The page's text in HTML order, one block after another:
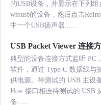
的USB设备，并显示在下列
winusb的设备，然后点击
中一个USB扬声器......
USB Packet Viewer 连接
典型的设备连接方式监听 PC
软件，通过 Type-C 数据线与
供电源。待测试的 USB 主设
Host 接口相连待测试的 USB
备......